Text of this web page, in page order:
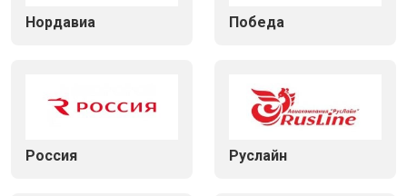
Нордавиа Победа
Россия Руслайн